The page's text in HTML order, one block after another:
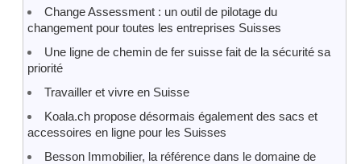
Change Assessment : un outil de pilotage du
changement pour toutes les entreprises Suisses
Une ligne de chemin de fer suisse fait de la sécurité sa
priorité
Travailler et vivre en Suisse
Koala.ch propose désormais également des sacs et
accessoires en ligne pour les Suisses
Besson Immobilier, la référence dans le domaine de